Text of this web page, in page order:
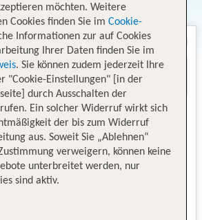
möchten. Weitere
Cookies finden Sie im Cookie-
Informationen zur auf Cookies
Ihrer Daten finden Sie im
. Sie können zudem jederzeit Ihre
"Cookie-Einstellungen" [in der
durch Ausschalten der
Ein solcher Widerruf wirkt sich
der bis zum Widerruf
aus. Soweit Sie „Ablehnen“
verweigern, können keine
unterbreitet werden, nur
sind aktiv.